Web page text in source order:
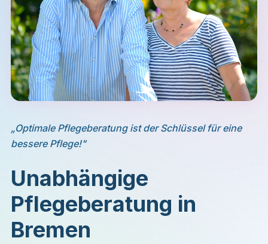
„Optimale Pflegeberatung ist der Schlüssel für eine
bessere Pflege!"
Unabhängige
Pflegeberatung in
Bremen